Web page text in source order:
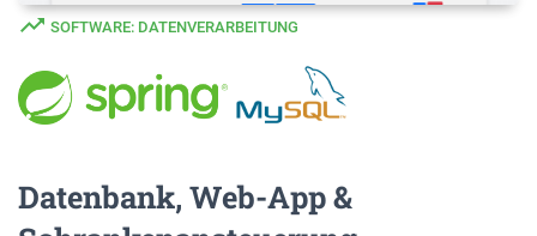
trending_up SOFTWARE: DATENVERARBEITUNG
Datenbank, Web-App &